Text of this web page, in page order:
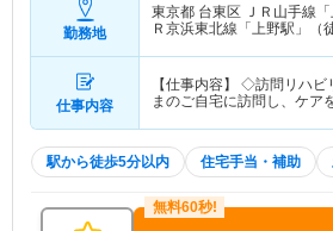
勤務地
東京都 台東区 ＪＲ山手線
Ｒ京浜東北線「上野駅」（
仕事内容
【仕事内容】 ◇訪問リハビ
まのご自宅に訪問し、ケア
駅から徒歩5分以内 住宅手当・補助